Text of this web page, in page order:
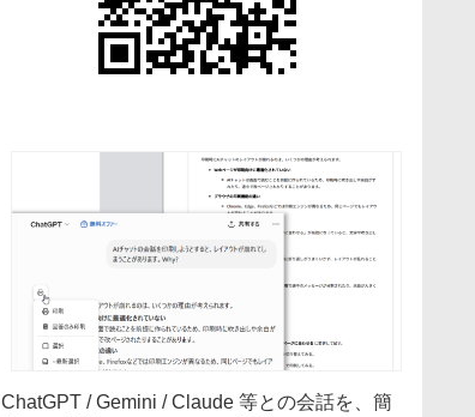
ChatGPT / Gemini / Claude 等との会話を、簡